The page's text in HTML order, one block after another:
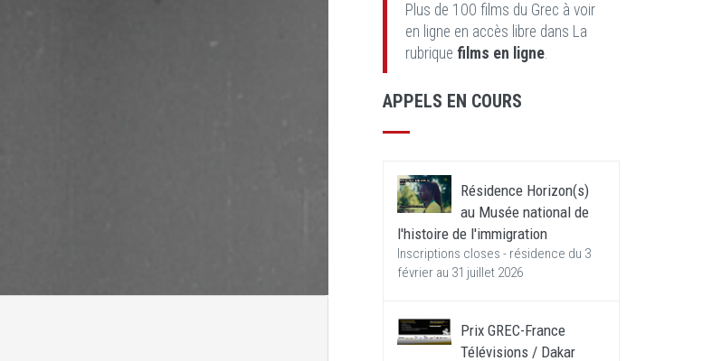
Plus de 100 films du Grec à voir
en ligne en accès libre dans La
rubrique films en ligne.
APPELS EN COURS
Résidence Horizon(s)
au Musée national de
l'histoire de l'immigration
Inscriptions closes - résidence du 3
février au 31 juillet 2026
Prix GREC-France
Télévisions / Dakar